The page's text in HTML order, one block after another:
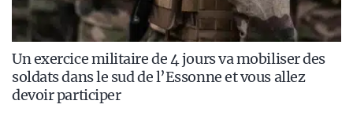
Un exercice militaire de 4 jours va mobiliser des
soldats dans le sud de l’Essonne et vous allez
devoir participer